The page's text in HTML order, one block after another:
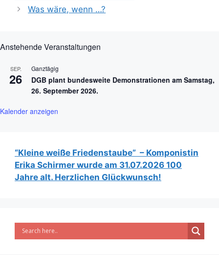
Was wäre, wenn …?
Anstehende Veranstaltungen
SEP.
26
Ganztägig
DGB plant bundesweite Demonstrationen am Samstag,
26. September 2026.
Kalender anzeigen
“Kleine weiße Friedenstaube” – Komponistin
Erika Schirmer wurde am 31.07.2026 100
Jahre alt. Herzlichen Glückwunsch!